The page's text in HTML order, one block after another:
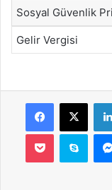
Sosyal Güvenlik
Gelir Vergisi
Facebook
X
Pocket